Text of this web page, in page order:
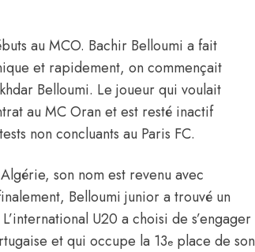
au MCO. Bachir Belloumi a fait
et rapidement, on commençait
Belloumi. Le joueur qui voulait
au MC Oran et est resté inactif
non concluants au Paris FC.
son nom est revenu avec
Belloumi junior a trouvé un
U20 a choisi de s’engager
et qui occupe la 13e place de son